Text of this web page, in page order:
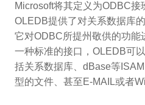
Microsoft将其定义为ODBC接
OLEDB提供了对关系数据库
它对ODBC所提州敬供的功能
一种标准的接口，OLEDB可
括关系数据库、dBase等
型的文件、甚至E-MAIL或者